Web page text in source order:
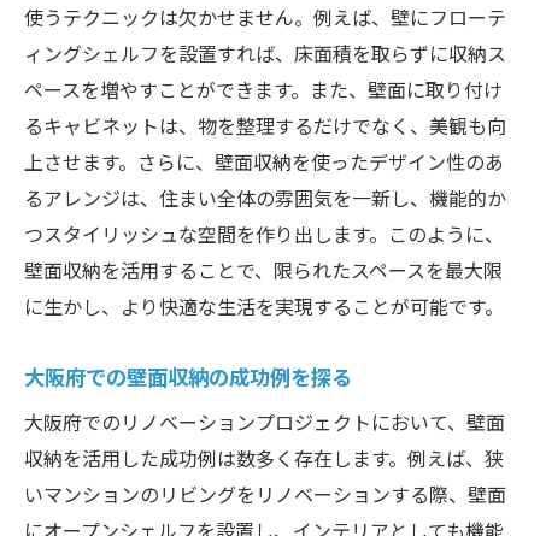
使うテクニックは欠かせません。例えば、壁にフローテ
ィングシェルフを設置すれば、床面積を取らずに収納ス
ペースを増やすことができます。また、壁面に取り付け
るキャビネットは、物を整理するだけでなく、美観も向
上させます。さらに、壁面収納を使ったデザイン性のあ
るアレンジは、住まい全体の雰囲気を一新し、機能的か
つスタイリッシュな空間を作り出します。このように、
壁面収納を活用することで、限られたスペースを最大限
に生かし、より快適な生活を実現することが可能です。
大阪府での壁面収納の成功例を探る
大阪府でのリノベーションプロジェクトにおいて、壁面
収納を活用した成功例は数多く存在します。例えば、狭
いマンションのリビングをリノベーションする際、壁面
にオープンシェルフを設置し、インテリアとしても機能